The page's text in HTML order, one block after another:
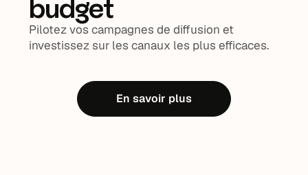
budget
Pilotez vos campagnes de diffusion et
investissez sur les canaux les plus efficaces.
En savoir plus